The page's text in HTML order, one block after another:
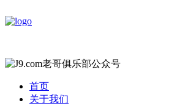
首页
关于我们